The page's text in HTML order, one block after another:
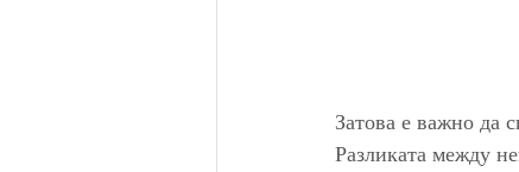
Затова е важно да
Разликата между